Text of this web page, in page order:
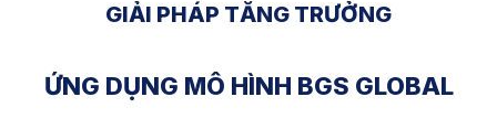
GIẢI PHÁP TĂNG TRƯỞNG
ỨNG DỤNG MÔ HÌNH BGS GLOBAL